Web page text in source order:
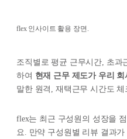
flex 인사이트 활용 장면.
조직별로 평균 근무시간, 초과
하여 현재 근무 제도가 우리 회
말한 원격, 재택근무 시간도 체
flex는 최근 구성원의 성장을
요. 만약 구성원별 리뷰 결과